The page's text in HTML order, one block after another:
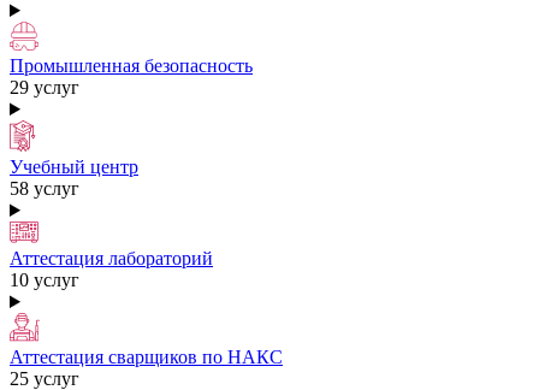
Промышленная безопасность
29 услуг
Учебный центр
58 услуг
Аттестация лабораторий
10 услуг
Аттестация сварщиков по НАКС
25 услуг